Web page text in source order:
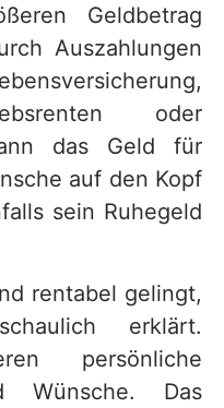
Geldbetrag
Auszahlungen
oder
das Geld für
auf den Kopf
sein Ruhegeld
rentabel gelingt,
erklärt.
persönliche
Wünsche. Das